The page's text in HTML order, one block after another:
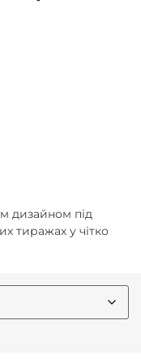
дизайном під
тиражах у чітко